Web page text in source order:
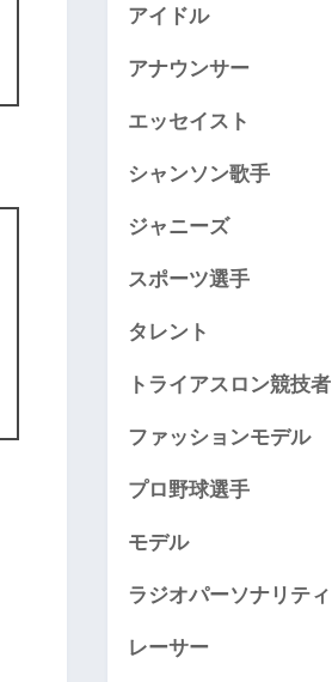
アイドル
アナウンサー
エッセイスト
シャンソン歌手
ジャニーズ
スポーツ選手
タレント
トライアスロン競技者
ファッションモデル
プロ野球選手
モデル
ラジオパーソナリティ
レーサー